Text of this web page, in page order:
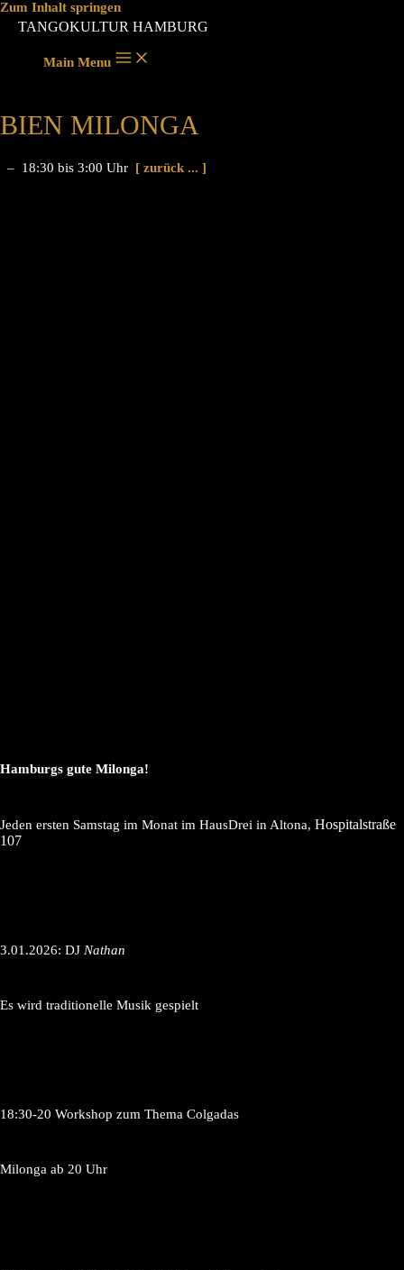
Zum Inhalt springen
TANGOKULTUR HAMBURG
Main Menu
BIEN MILONGA
– 18:30 bis 3:00 Uhr [ zurück ... ]
Hamburgs gute Milonga!
Jeden ersten Samstag im Monat im HausDrei in Altona, Hospitalstraße
107
3.01.2026: DJ Nathan
Es wird traditionelle Musik gespielt
18:30-20 Workshop zum Thema Colgadas
Milonga ab 20 Uhr